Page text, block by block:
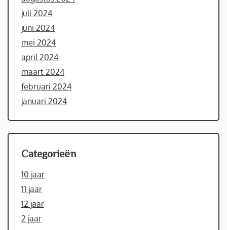
juli 2024
juni 2024
mei 2024
april 2024
maart 2024
februari 2024
januari 2024
Categorieën
10 jaar
11 jaar
12 jaar
2 jaar